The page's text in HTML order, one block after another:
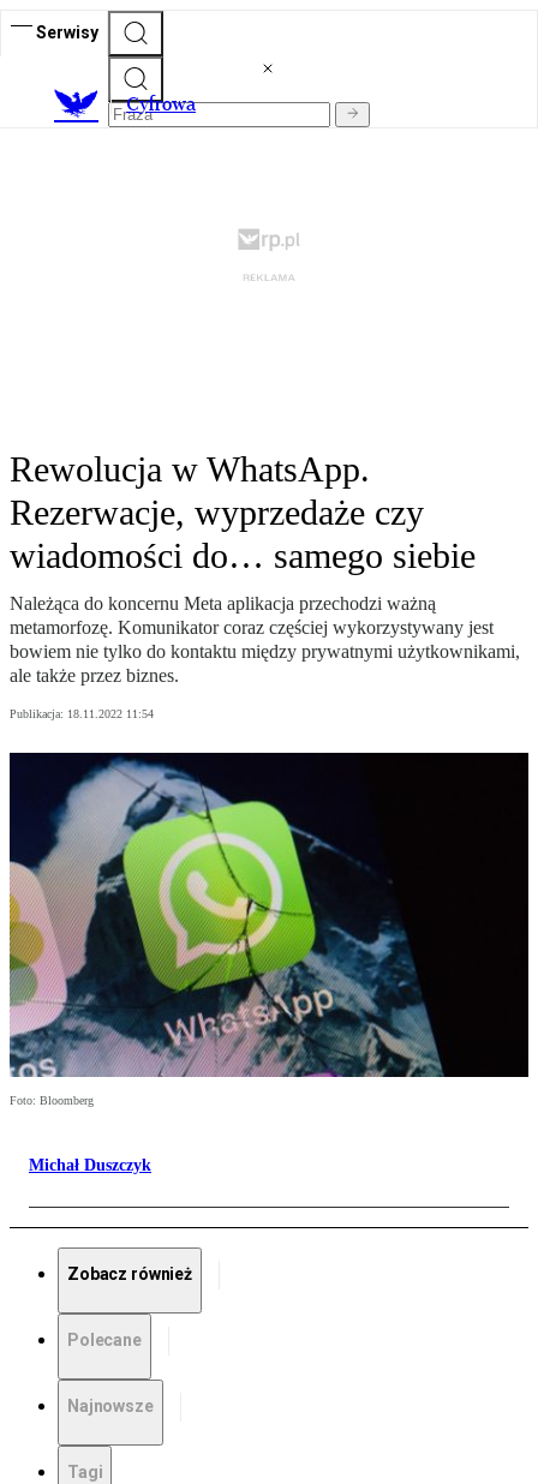
Serwisy
Cyfrowa
Rewolucja w WhatsApp.
Rezerwacje, wyprzedaże czy
wiadomości do… samego siebie
Należąca do koncernu Meta aplikacja przechodzi ważną
metamorfozę. Komunikator coraz częściej wykorzystywany jest
bowiem nie tylko do kontaktu między prywatnymi użytkownikami,
ale także przez biznes.
Publikacja: 18.11.2022 11:54
Foto: Bloomberg
Michał Duszczyk
Zobacz również
Polecane
Najnowsze
Tagi